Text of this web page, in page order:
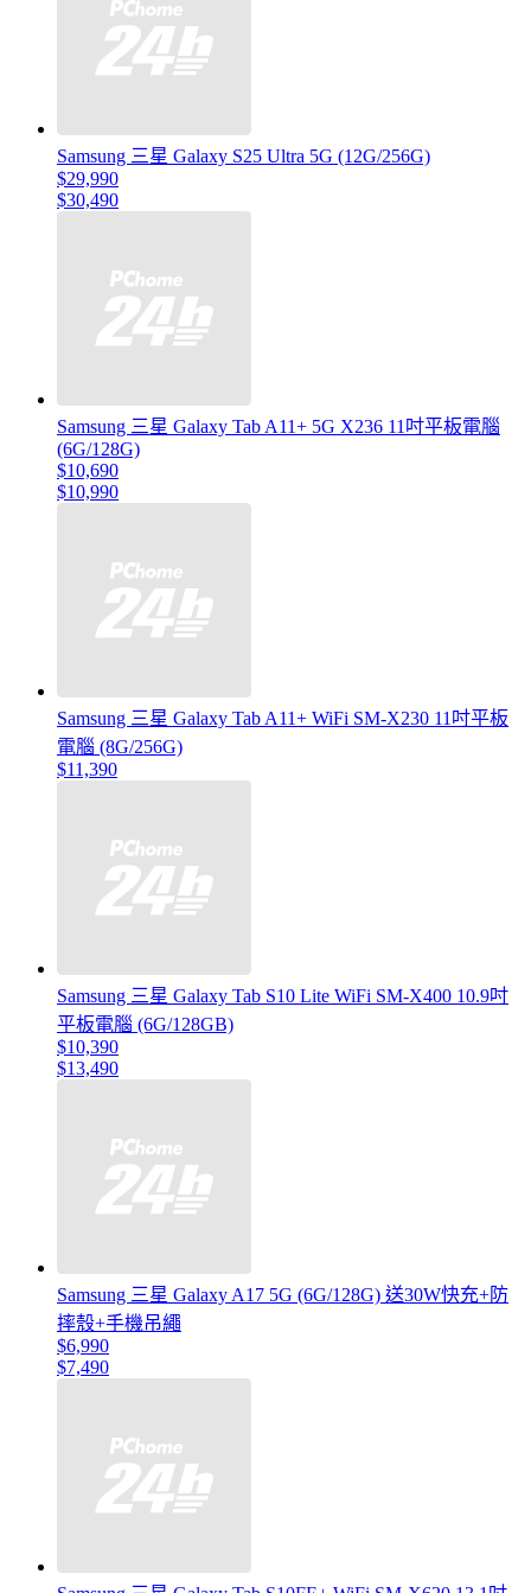
Samsung 三星 Galaxy S25 Ultra 5G (12G/256G)
$29,990
$30,490
Samsung 三星 Galaxy Tab A11+ 5G X236 11吋平板電腦
(6G/128G)
$10,690
$10,990
Samsung 三星 Galaxy Tab A11+ WiFi SM-X230 11吋平板
電腦 (8G/256G)
$11,390
Samsung 三星 Galaxy Tab S10 Lite WiFi SM-X400 10.9吋
平板電腦 (6G/128GB)
$10,390
$13,490
Samsung 三星 Galaxy A17 5G (6G/128G) 送30W快充+防
摔殼+手機吊繩
$6,990
$7,490